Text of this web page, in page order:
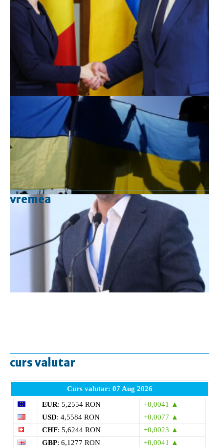
vremea
curs valutar
Curs valutar: 07 Aug 2026
EUR: 5,2554 RON
+0,0041 ▲
USD: 4,5584 RON
+0,0077 ▲
CHF: 5,6244 RON
+0,0023 ▲
GBP: 6,1277 RON
+0,0041 ▲